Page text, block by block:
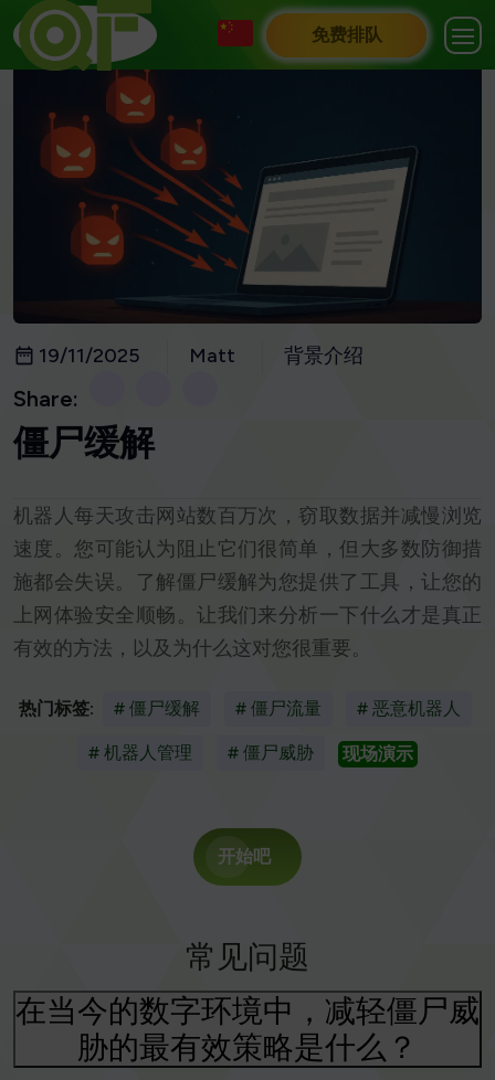
免费排队
19/11/2025 Matt 背景介绍
Share:
僵尸缓解
机器人每天攻击网站数百万次，窃取数据并减慢浏览
速度。您可能认为阻止它们很简单，但大多数防御措
施都会失误。了解僵尸缓解为您提供了工具，让您的
上网体验安全顺畅。让我们来分析一下什么才是真正
有效的方法，以及为什么这对您很重要。
热门标签: # 僵尸缓解 # 僵尸流量 # 恶意机器人
# 机器人管理 # 僵尸威胁 现场演示
开始吧
常见问题
在当今的数字环境中，减轻僵尸威
胁的最有效策略是什么？